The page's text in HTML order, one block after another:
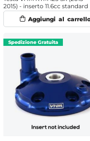
2015) - inserto 11.6cc standard